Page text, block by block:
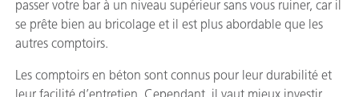
passer votre bar à un niveau supérieur sans vous ruiner, car il
se prête bien au bricolage et il est plus abordable que les
autres comptoirs.
Les comptoirs en béton sont connus pour leur durabilité et